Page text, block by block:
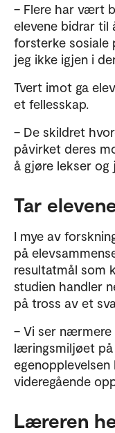
– Flere har vært
elevene bidrar til
forsterke sosiale
jeg ikke igjen i
Tvert imot ga
et fellesskap.
– De skildret
påvirket deres
å gjøre lekser og
Tar
I mye av
på
resultatmål som
studien handler
på tross av et
– Vi ser nærmere
læringsmiljøet på
videregående
Læreren